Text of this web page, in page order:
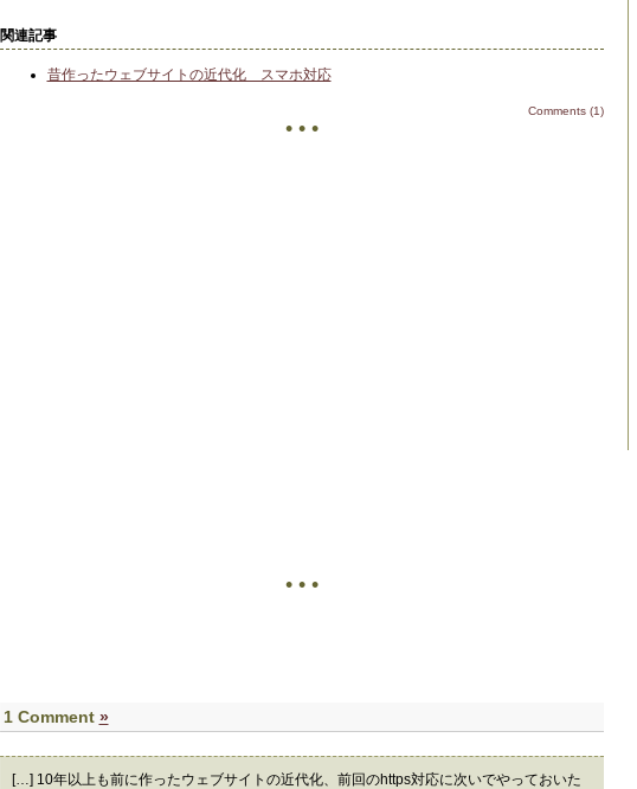
関連記事
昔作ったウェブサイトの近代化 スマホ対応
Comments (1)
• • •
• • •
1 Comment »
[…] 10年以上も前に作ったウェブサイトの近代化、前回のhttps対応に次いでやっておいた